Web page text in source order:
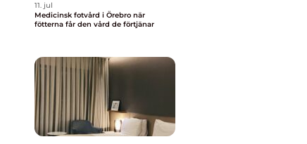
11. jul
Medicinsk fotvård i Örebro när
fötterna får den vård de förtjänar